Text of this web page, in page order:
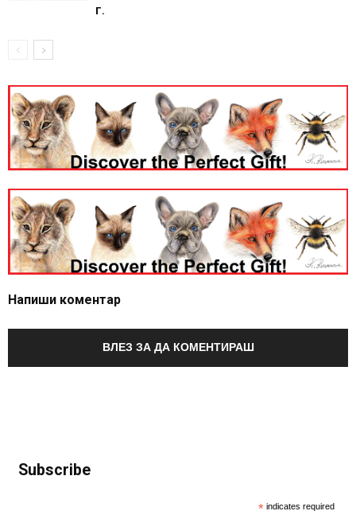
г.
Напиши коментар
ВЛЕЗ ЗА ДА КОМЕНТИРАШ
Subscribe
indicates required